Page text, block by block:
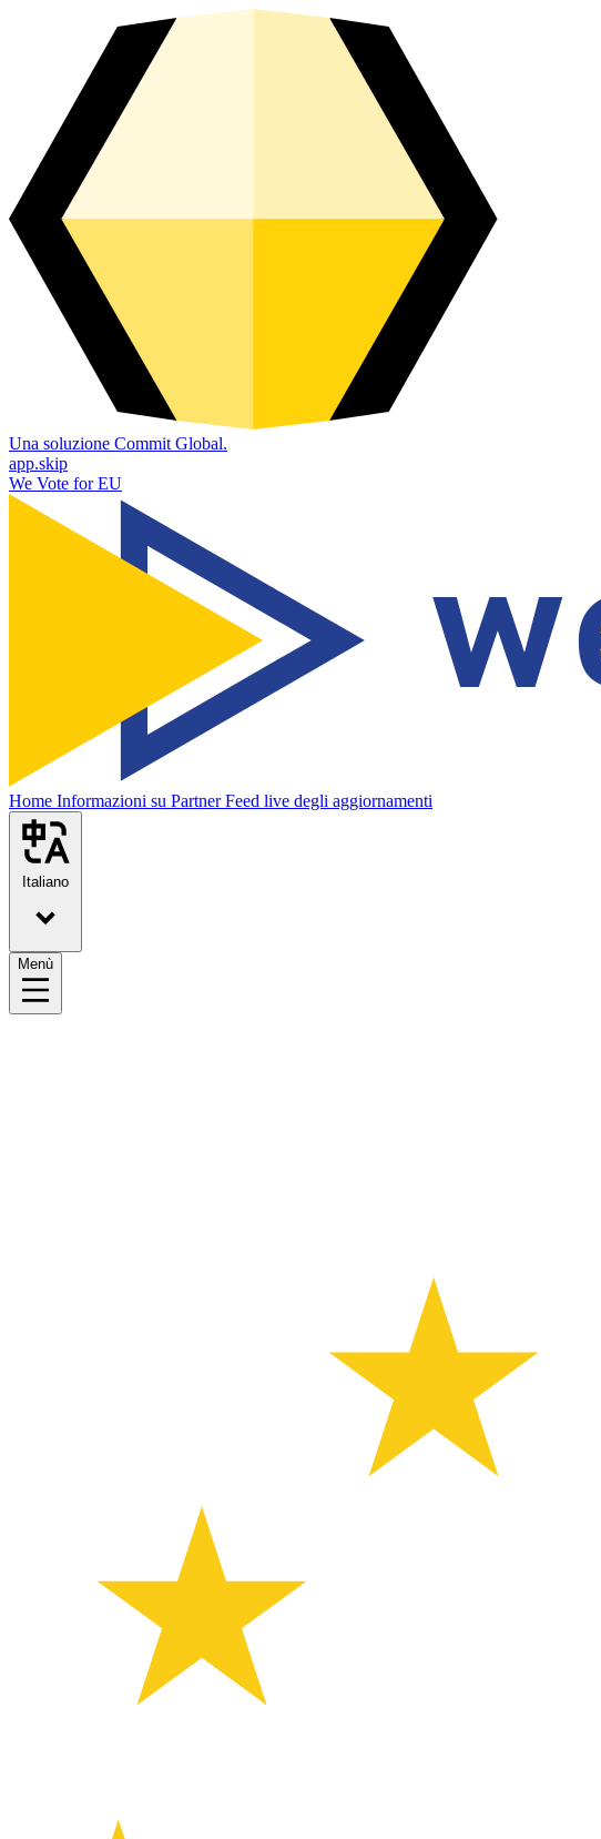
Una soluzione Commit Global.
app.skip
We Vote for EU
Home Informazioni su PartnerFeed live degli aggiornamenti
Italiano
Menù